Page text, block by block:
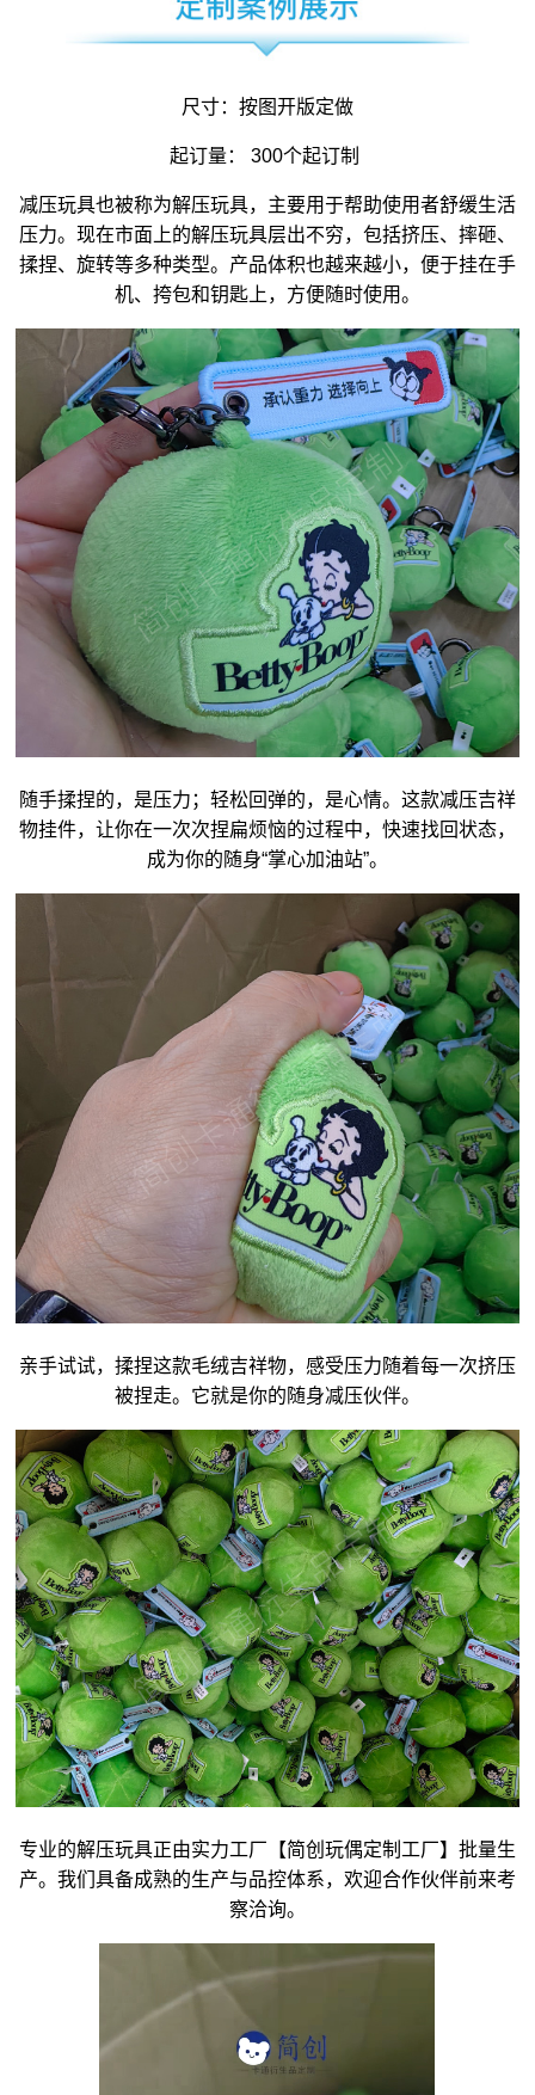
尺寸：按图开版定做
起订量： 300个起订制
减压玩具也被称为解压玩具，主要用于帮助使用者舒缓生活
压力。现在市面上的解压玩具层出不穷，包括挤压、摔砸、
揉捏、旋转等多种类型。产品体积也越来越小，便于挂在手
机、挎包和钥匙上，方便随时使用。
随手揉捏的，是压力；轻松回弹的，是心情。这款减压吉祥
物挂件，让你在一次次捏扁烦恼的过程中，快速找回状态，
成为你的随身“掌心加油站”。
亲手试试，揉捏这款毛绒吉祥物，感受压力随着每一次挤压
被捏走。它就是你的随身减压伙伴。
专业的解压玩具正由实力工厂【简创玩偶定制工厂】批量生
产。我们具备成熟的生产与品控体系，欢迎合作伙伴前来考
察洽询。